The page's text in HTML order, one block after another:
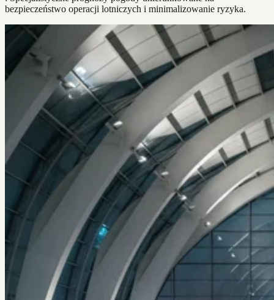
bezpieczeństwo operacji lotniczych i minimalizowanie ryzyka.